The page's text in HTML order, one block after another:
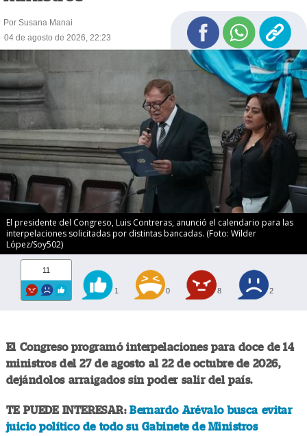
Por Susana Manai
04 de agosto de 2026, 22:23
El presidente del Congreso, Luis Contreras, anunció el calendario para las
interpelaciones solicitadas por distintas bancadas. (Foto: Wilder
López/Soy502)
11
1 0 8 2
El Congreso programó interpelaciones para doce de 14
ministros del 27 de agosto al 22 de octubre de 2026,
dejándolos arraigados sin poder salir del país.
TE PUEDE INTERESAR:Bernardo Arévalo busca evitar
juicio político de todo su Gabinete de Ministros